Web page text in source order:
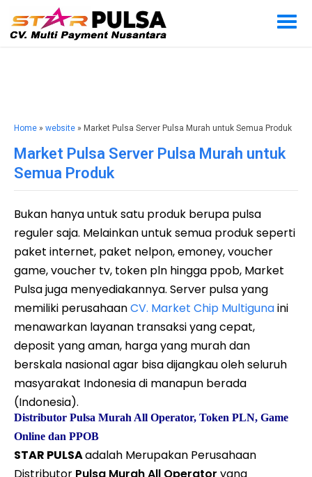
Home » website » Market Pulsa Server Pulsa Murah untuk Semua Produk
Market Pulsa Server Pulsa Murah untuk
Semua Produk
Bukan hanya untuk satu produk berupa pulsa
reguler saja. Melainkan untuk semua produk seperti
paket internet, paket nelpon, emoney, voucher
game, voucher tv, token pln hingga ppob, Market
Pulsa juga menyediakannya. Server pulsa yang
memiliki perusahaanCV. Market Chip Multigunaini
menawarkan layanan transaksi yang cepat,
deposit yang aman, harga yang murah dan
berskala nasional agar bisa dijangkau oleh seluruh
masyarakat Indonesia di manapun berada
(Indonesia).
Distributor Pulsa Murah All Operator, Token PLN, Game
Online dan PPOB
STAR PULSAadalah Merupakan Perusahaan